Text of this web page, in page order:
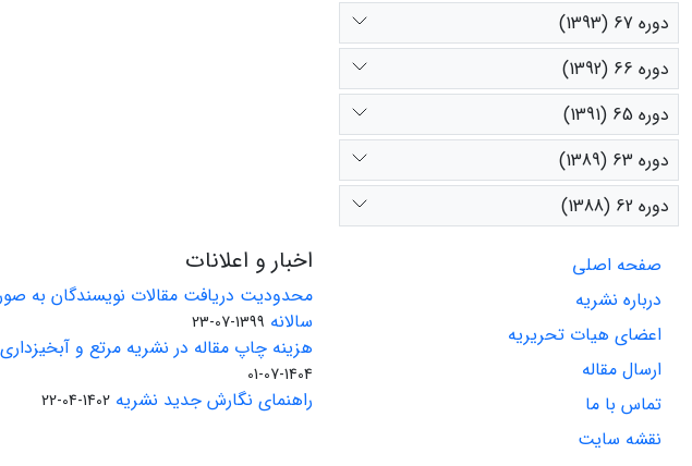
دوره 67 (1393)
دوره 66 (1392)
دوره 65 (1391)
دوره 63 (1389)
دوره 62 (1388)
صفحه اصلی
درباره نشریه
اعضای هیات تحریریه
ارسال مقاله
تماس با ما
نقشه سایت
اخبار و اعلانات
محدودیت دریافت مقالات نویسندگان به
سالانه 1399-07-23
هزینه چاپ مقاله در نشریه مرتع و آبخیزداری
1404-07-01
راهنمای نگارش جدید نشریه 1402-04-22